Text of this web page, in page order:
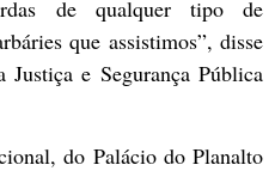
de qualquer tipo de
que assistimos”, disse
e Segurança Pública
do Palácio do Planalto